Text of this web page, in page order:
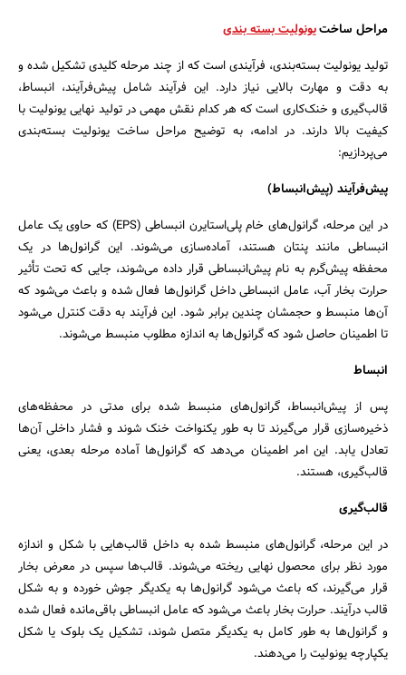
مراحل ساختیونولیت بسته بندی
تولید یونولیت بسته‌بندی، فرآیندی است که از چند مرحله کلیدی تشکیل شده و
به دقت و مهارت بالایی نیاز دارد. این فرآیند شامل پیش‌فرآیند، انبساط،
قالب‌گیری و خنک‌کاری است که هر کدام نقش مهمی در تولید نهایی یونولیت با
کیفیت بالا دارند. در ادامه، به توضیح مراحل ساخت یونولیت بسته‌بندی
می‌پردازیم:
پیش‌فرآیند (پیش‌انبساط)
در این مرحله، گرانول‌های خام پلی‌استایرن انبساطی (EPS) که حاوی یک عامل
انبساطی مانند پنتان هستند، آماده‌سازی می‌شوند. این گرانول‌ها در یک
محفظه پیش‌گرم به نام پیش‌انبساطی قرار داده می‌شوند، جایی که تحت تأثیر
حرارت بخار آب، عامل انبساطی داخل گرانول‌ها فعال شده و باعث می‌شود که
آن‌ها منبسط و حجمشان چندین برابر شود. این فرآیند به دقت کنترل می‌شود
تا اطمینان حاصل شود که گرانول‌ها به اندازه مطلوب منبسط می‌شوند.
انبساط
پس از پیش‌انبساط، گرانول‌های منبسط شده برای مدتی در محفظه‌های
ذخیره‌سازی قرار می‌گیرند تا به طور یکنواخت خنک شوند و فشار داخلی آن‌ها
تعادل یابد. این امر اطمینان می‌دهد که گرانول‌ها آماده مرحله بعدی، یعنی
قالب‌گیری، هستند.
قالب‌گیری
در این مرحله، گرانول‌های منبسط شده به داخل قالب‌هایی با شکل و اندازه
مورد نظر برای محصول نهایی ریخته می‌شوند. قالب‌ها سپس در معرض بخار
قرار می‌گیرند، که باعث می‌شود گرانول‌ها به یکدیگر جوش خورده و به شکل
قالب درآیند. حرارت بخار باعث می‌شود که عامل انبساطی باقی‌مانده فعال شده
و گرانول‌ها به طور کامل به یکدیگر متصل شوند، تشکیل یک بلوک یا شکل
یکپارچه یونولیت را می‌دهند.